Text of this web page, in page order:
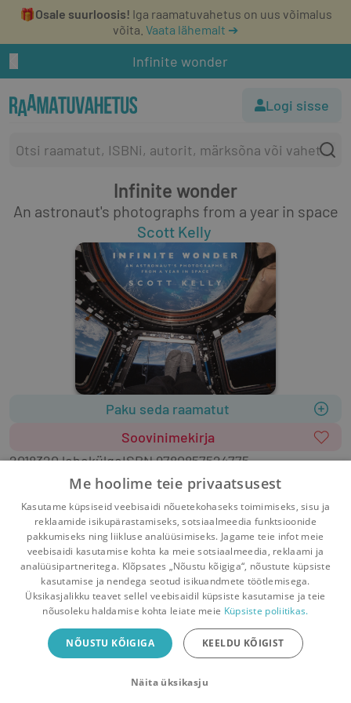
🎁Osale suurloosis! Iga raamatuvahetus on uus võimalus
võita. Vaata lähemalt ➔
Infinite wonder
Logi sisse
Infinite wonder
An astronaut's photographs from a year in space
Scott Kelly
Paku seda raamatut
Soovinimekirja
2018320 lehekülgeISBN9780857524775
Kõvakaaneline Keel: inglise
Pealehele Ostukorv Sõnumid Teated Konto
Raamatuvahetuse mobiiliäpp
Vaheta raamatuid veelgi mugavamalt!
Me hoolime teie privaatsusest
Kasutame küpsiseid veebisaidi nõuetekohaseks toimimiseks, sisu ja
reklaamide isikupärastamiseks, sotsiaalmeedia funktsioonide
pakkumiseks ning liikluse analüüsimiseks. Jagame teie infot meie
veebisaidi kasutamise kohta ka meie sotsiaalmeedia, reklaami ja
analüüsipartneritega. Klõpsates „Nõustu kõigiga“, nõustute küpsiste
kasutamise ja nendega seotud isikuandmete töötlemisega.
Üksikasjalikku teavet sellel veebisaidil küpsiste kasutamise ja teie
nõusoleku haldamise kohta leiate meie Küpsiste poliitikas.
NÕUSTU KÕIGIGA KEELDU KÕIGIST
Näita üksikasju